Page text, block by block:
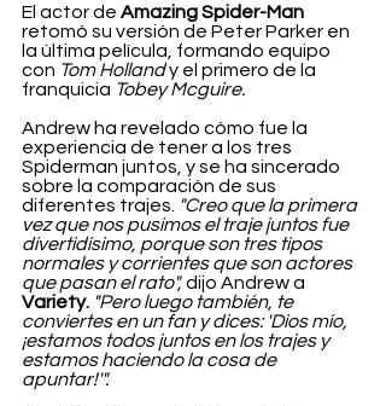
El actor de Amazing Spider-Man
retomó su versión de Peter Parker en
la última película, formando equipo
con Tom Holland y el primero de la
franquicia Tobey Mcguire.
Andrew ha revelado cómo fue la
experiencia de tener a los tres
Spiderman juntos, y se ha sincerado
sobre la comparación de sus
diferentes trajes.
"Creo que la primera
vez que nos pusimos el traje juntos fue
divertidísimo, porque son tres tipos
normales y corrientes que son actores
que pasan el rato", dijo Andrew a
Variety. "Pero luego también, te
conviertes en un fan y dices: 'Dios mío,
¡estamos todos juntos en los trajes y
estamos haciendo la cosa de
apuntar!'".